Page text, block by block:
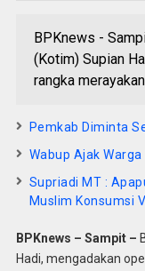
BPKnews -
(Kotim) Supian
rangka
Pemkab Diminta
Wabup Ajak
Supriadi MT :
Muslim Konsumsi
BPKnews – Sampit –
Hadi, mengadakan